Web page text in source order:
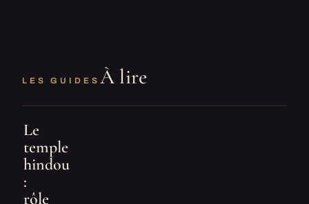
LES GUIDES À lire
Le
temple
hindou
:
rôle